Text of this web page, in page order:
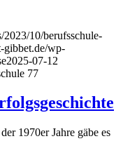
10/berufsschule-
gibbet.de/wp-
2025-07-12
77
1970er Jahre gäbe es